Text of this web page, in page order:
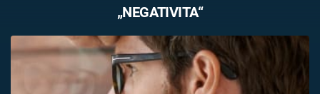
Témata
„NEGATIVITA“